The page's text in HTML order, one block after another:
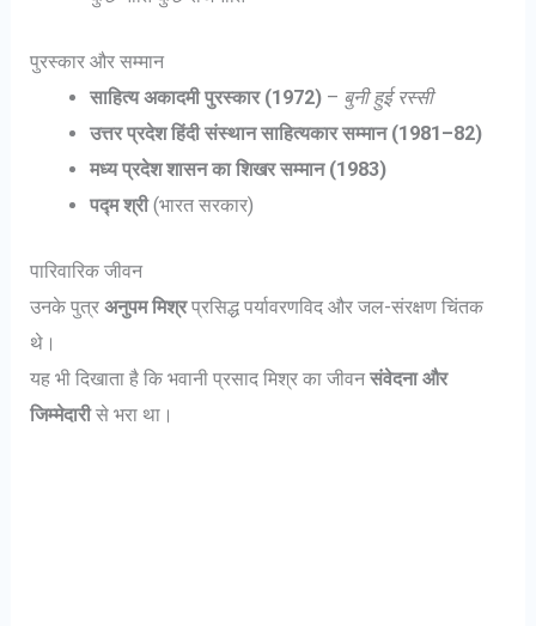
पुरस्कार और सम्मान
साहित्य अकादमी पुरस्कार (1972)– बुनी हुई रस्सी
उत्तर प्रदेश हिंदी संस्थान साहित्यकार सम्मान (1981–82)
मध्य प्रदेश शासन का शिखर सम्मान (1983)
पद्म श्री(भारत सरकार)
पारिवारिक जीवन
उनके पुत्रअनुपम मिश्रप्रसिद्ध पर्यावरणविद और जल-संरक्षण चिंतक
थे।
यह भी दिखाता है कि भवानी प्रसाद मिश्र का जीवनसंवेदना और
जिम्मेदारीसे भरा था।